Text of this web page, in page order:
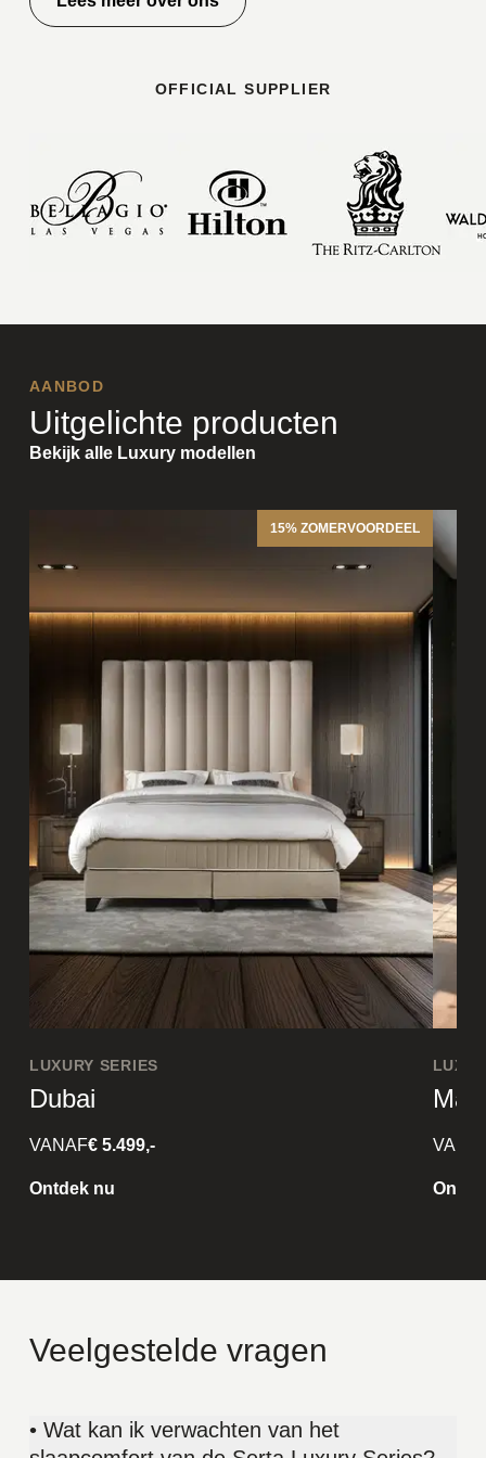
OFFICIAL SUPPLIER
Uitgelichte producten
AANBOD
Bekijk alle Luxury modellen
15% ZOMERVOORDEEL
LUXURY SERIES
Dubai
VANAF€ 5.499,-
Ontdek nu
Veelgestelde vragen
• Wat kan ik verwachten van het